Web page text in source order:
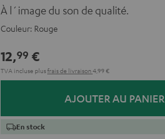
À l´image du son de qualité.
Couleur: Rouge
12,99 €
TVA incluse plusfrais de livraison 4,99 €
AJOUTER AU PANIER
En stock